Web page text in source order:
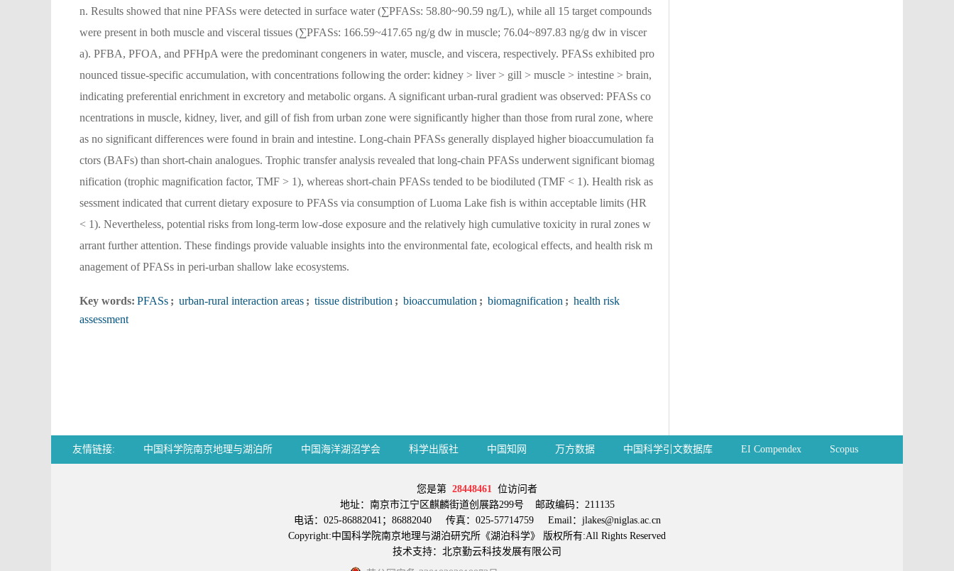
n. Results showed that nine PFASs were detected in surface water (∑PFASs: 58.80~90.59 ng/L), while all 15 target compounds
were present in both muscle and visceral tissues (∑PFASs: 166.59~417.65 ng/g dw in muscle; 76.04~897.83 ng/g dw in viscer
a). PFBA, PFOA, and PFHpA were the predominant congeners in water, muscle, and viscera, respectively. PFASs exhibited pro
nounced tissue-specific accumulation, with concentrations following the order: kidney > liver > gill > muscle > intestine > brain,
indicating preferential enrichment in excretory and metabolic organs. A significant urban-rural gradient was observed: PFASs co
ncentrations in muscle, kidney, liver, and gill of fish from urban zone were significantly higher than those from rural zone, where
as no significant differences were found in brain and intestine. Long-chain PFASs generally displayed higher bioaccumulation fa
ctors (BAFs) than short-chain analogues. Trophic transfer analysis revealed that long-chain PFASs underwent significant biomag
nification (trophic magnification factor, TMF > 1), whereas short-chain PFASs tended to be biodiluted (TMF < 1). Health risk as
sessment indicated that current dietary exposure to PFASs via consumption of Luoma Lake fish is within acceptable limits (HR
< 1). Nevertheless, potential risks from long-term low-dose exposure and the relatively high cumulative toxicity in rural zones w
arrant further attention. These findings provide valuable insights into the environmental fate, ecological effects, and health risk m
anagement of PFASs in peri-urban shallow lake ecosystems.
Key words: PFASs ; urban-rural interaction areas ; tissue distribution ; bioaccumulation ; biomagnification ; health risk
assessment
友情链接: 中国科学院南京地理与湖泊所 中国海洋湖沼学会 科学出版社 中国知网 万方数据 中国科学引文数据库 EI Compendex Scopus
您是第 28448461 位访问者
地址：南京市江宁区麒麟街道创展路299号 邮政编码：211135
电话：025-86882041；86882040 传真：025-57714759 Email：jlakes@niglas.ac.cn
Copyright:中国科学院南京地理与湖泊研究所《湖泊科学》 版权所有:All Rights Reserved
技术支持： 北京勤云科技发展有限公司